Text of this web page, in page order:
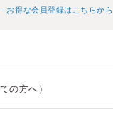
お得な会員登録はこちらから
の方へ）